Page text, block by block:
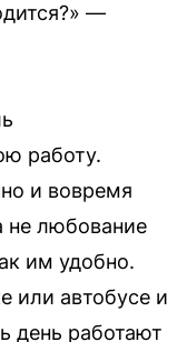
—
работу.
и вовремя
не любование
им удобно.
или автобусе и
день работают